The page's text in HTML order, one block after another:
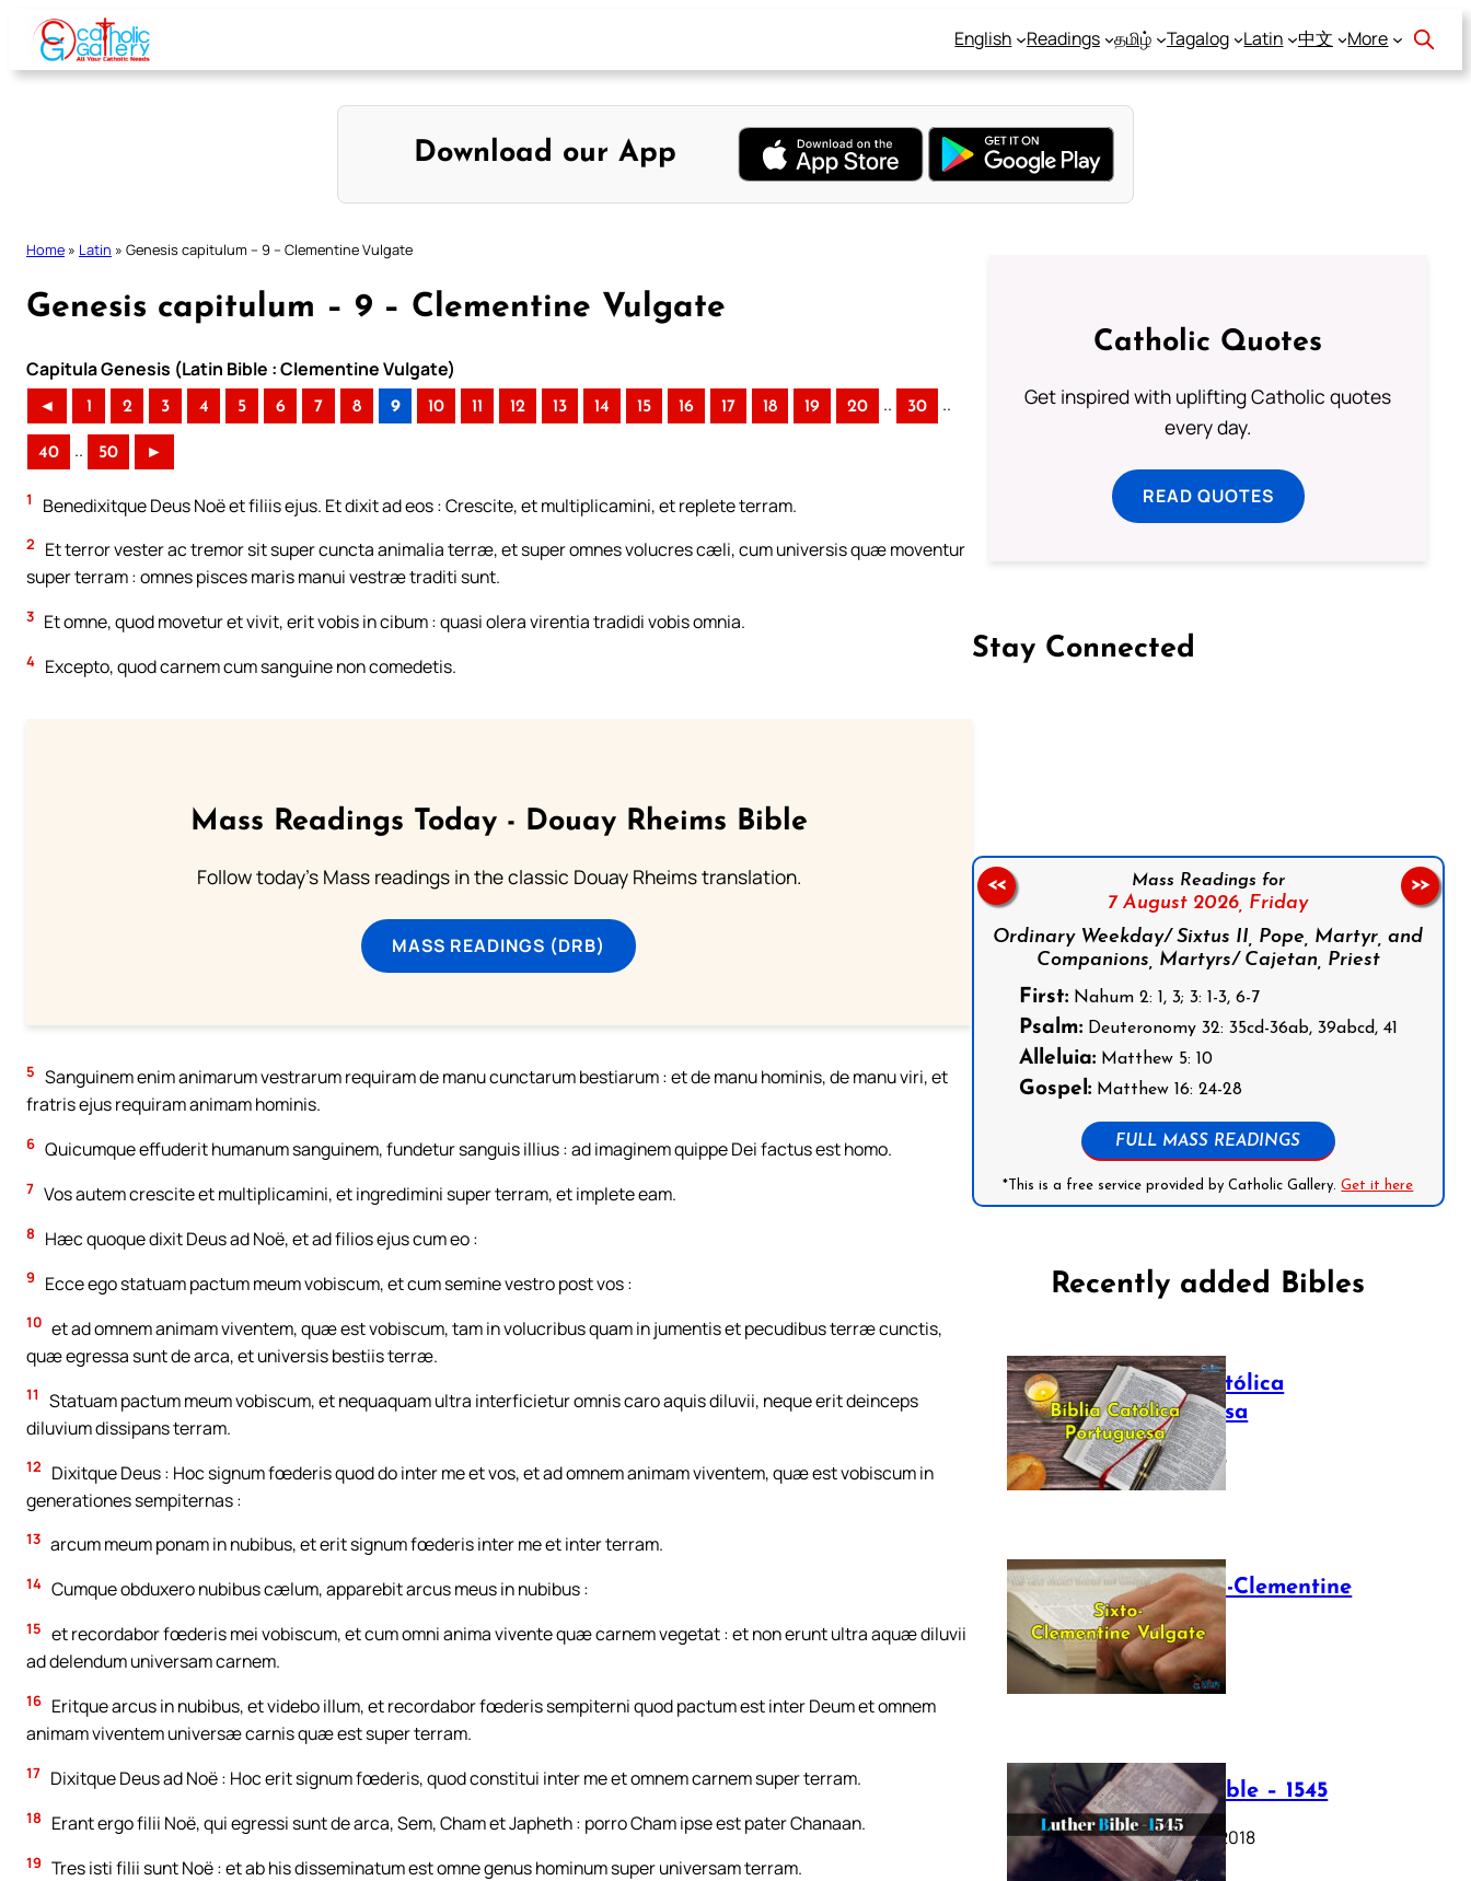
Skip
content
English Readings தமிழ் Tagalog Latin 中文 More
Download our App
Home » Latin » Genesis capitulum – 9 – Clementine Vulgate
Genesis capitulum – 9 – Clementine Vulgate
Capitula Genesis (Latin Bible : Clementine Vulgate)
◄ 1 2 3 4 5 6 7 8 9 10 11 12 13 14 15 16 17 18 19 20 .. 30 ..
40 .. 50 ►
1 Benedixitque Deus Noë et filiis ejus. Et dixit ad eos : Crescite, et multiplicamini, et replete terram.
2
Et terror vester ac tremor sit super cuncta animalia terræ, et super omnes volucres cæli, cum universis quæ moventur
super terram : omnes pisces maris manui vestræ traditi sunt.
3 Et omne, quod movetur et vivit, erit vobis in cibum : quasi olera virentia tradidi vobis omnia.
4 Excepto, quod carnem cum sanguine non comedetis.
Mass Readings Today - Douay Rheims Bible
Follow today's Mass readings in the classic Douay Rheims translation.
MASS READINGS (DRB)
5 Sanguinem enim animarum vestrarum requiram de manu cunctarum bestiarum : et de manu hominis, de manu viri, et
fratris ejus requiram animam hominis.
6 Quicumque effuderit humanum sanguinem, fundetur sanguis illius : ad imaginem quippe Dei factus est homo.
7 Vos autem crescite et multiplicamini, et ingredimini super terram, et implete eam.
8 Hæc quoque dixit Deus ad Noë, et ad filios ejus cum eo :
9 Ecce ego statuam pactum meum vobiscum, et cum semine vestro post vos :
10 et ad omnem animam viventem, quæ est vobiscum, tam in volucribus quam in jumentis et pecudibus terræ cunctis,
quæ egressa sunt de arca, et universis bestiis terræ.
11
Statuam pactum meum vobiscum, et nequaquam ultra interficietur omnis caro aquis diluvii, neque erit deinceps
diluvium dissipans terram.
12
Dixitque Deus : Hoc signum fœderis quod do inter me et vos, et ad omnem animam viventem, quæ est vobiscum in
generationes sempiternas :
13 arcum meum ponam in nubibus, et erit signum fœderis inter me et inter terram.
14 Cumque obduxero nubibus cælum, apparebit arcus meus in nubibus :
15 et recordabor fœderis mei vobiscum, et cum omni anima vivente quæ carnem vegetat : et non erunt ultra aquæ diluvii
ad delendum universam carnem.
16 Eritque arcus in nubibus, et videbo illum, et recordabor fœderis sempiterni quod pactum est inter Deum et omnem
animam viventem universæ carnis quæ est super terram.
17 Dixitque Deus ad Noë : Hoc erit signum fœderis, quod constitui inter me et omnem carnem super terram.
18 Erant ergo filii Noë, qui egressi sunt de arca, Sem, Cham et Japheth : porro Cham ipse est pater Chanaan.
19 Tres isti filii sunt Noë : et ab his disseminatum est omne genus hominum super universam terram.
Catholic Quotes
Get inspired with uplifting Catholic quotes
every day.
READ QUOTES
Stay Connected
Mass Readings for
7 August 2026, Friday
Ordinary Weekday/ Sixtus II, Pope, Martyr, and
Companions, Martyrs/ Cajetan, Priest
First:Nahum 2: 1, 3; 3: 1-3, 6-7
Psalm:Deuteronomy 32: 35cd-36ab, 39abcd, 41
Alleluia:Matthew 5: 10
Gospel:Matthew 16: 24-28
FULL MASS READINGS
*This is a free service provided by Catholic Gallery.Get it here
<< >>
Recently added Bibles
Bíblia Católica
Portuguesa
July 16, 2025
The Sixto-Clementine
Vulgate
July 12, 2025
Luther Bible – 1545
October 17, 2018